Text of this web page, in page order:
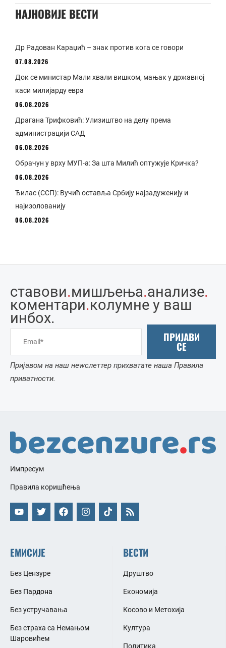
НАЈНОВИЈЕ ВЕСТИ
Др Радован Караџић – знак против кога се говори
07.08.2026
Док се министар Мали хвали вишком, мањак у државној
каси милијарду евра
06.08.2026
Драгана Трифковић: Улизиштво на делу према
администрацији САД
06.08.2026
Обрачун у врху МУП-а: За шта Милић оптужује Кричка?
06.08.2026
Ђилас (ССП): Вучић оставља Србију најзадуженију и
најизолованију
06.08.2026
ставови.мишљења.анализе.
коментари.колумне у ваш
инбоx.
ПРИЈАВИ
СЕ
Пријавом на наш неwслеттер прихватате наша Правила
приватности.
Импресум
Правила коришћења
ЕМИСИЈЕ
Без Цензуре
Без Пардона
Без устручавања
Без страха са Немањом
Шаровићем
ВЕСТИ
Друштво
Економија
Косово и Метохија
Култура
Политика